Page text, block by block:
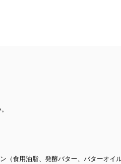
（食用油脂、発酵バター、バターオ